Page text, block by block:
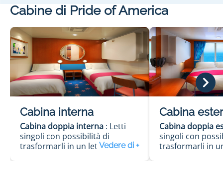
Cabine di Pride of America
Cabina interna
Cabina doppia interna : Letti
singoli con possibilità di
trasformarli in un letto
Cabina
Cabina doppia
singoli con
trasformarli in